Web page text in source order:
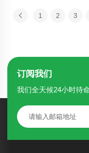
1 2 3
订阅我们
我们全天候24小时待